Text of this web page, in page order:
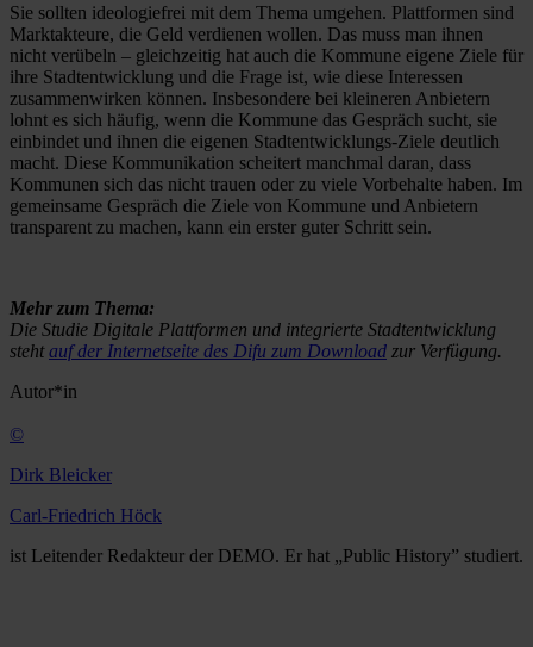
Sie sollten ideologiefrei mit dem Thema umgehen. Plattformen sind
Marktakteure, die Geld verdienen wollen. Das muss man ihnen
nicht verübeln – gleichzeitig hat auch die Kommune eigene Ziele für
ihre Stadtentwicklung und die Frage ist, wie diese Interessen
zusammenwirken können. Insbesondere bei kleineren Anbietern
lohnt es sich häufig, wenn die Kommune das Gespräch sucht, sie
einbindet und ihnen die eigenen Stadtentwicklungs-Ziele deutlich
macht. Diese Kommunikation scheitert manchmal daran, dass
Kommunen sich das nicht trauen oder zu viele Vorbehalte haben. Im
gemeinsame Gespräch die Ziele von Kommune und Anbietern
transparent zu machen, kann ein erster guter Schritt sein.
Mehr zum Thema:
Die Studie Digitale Plattformen und integrierte Stadtentwicklung
stehtauf der Internetseite des Difu zum Download zur Verfügung.
Autor*in
©
Dirk Bleicker
Carl-Friedrich Höck
ist Leitender Redakteur der DEMO. Er hat „Public History” studiert.